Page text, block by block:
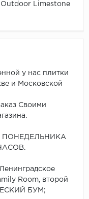
Outdoor Limestone
у нас плитки
и Московской
Своими
Room, второй
БУМ;